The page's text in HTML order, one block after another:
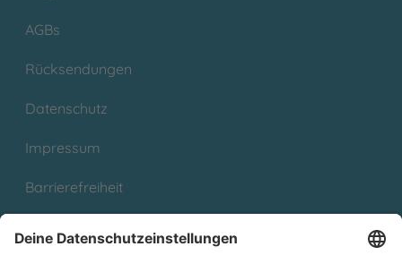
AGBs
Rücksendungen
Datenschutz
Impressum
Barrierefreiheit